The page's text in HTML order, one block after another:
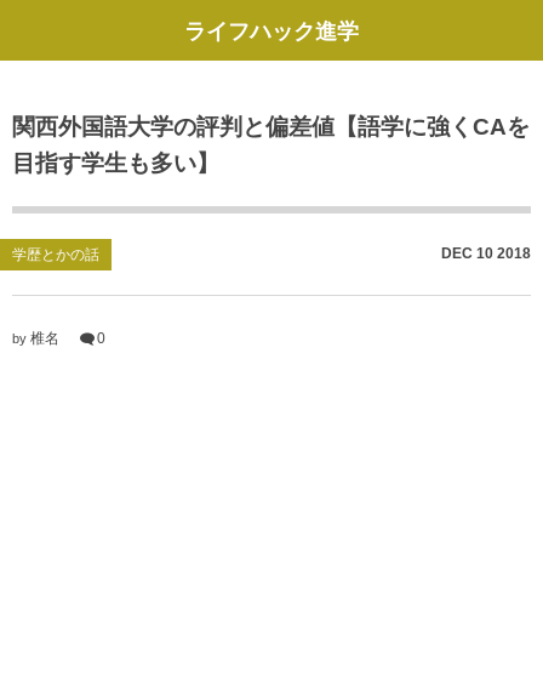
ライフハック進学
関西外国語大学の評判と偏差値【語学に強くCAを
目指す学生も多い】
学歴とかの話 DEC 10 2018
by 椎名 0